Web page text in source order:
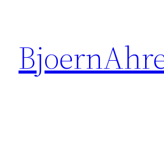
springen